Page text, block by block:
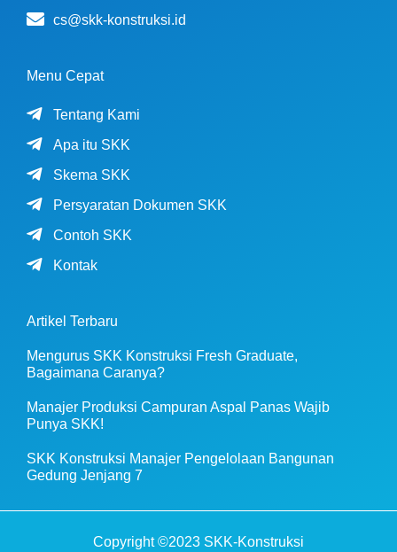
cs@skk-konstruksi.id
Menu Cepat
Tentang Kami
Apa itu SKK
Skema SKK
Persyaratan Dokumen SKK
Contoh SKK
Kontak
Artikel Terbaru
Mengurus SKK Konstruksi Fresh Graduate,
Bagaimana Caranya?
Manajer Produksi Campuran Aspal Panas Wajib
Punya SKK!
SKK Konstruksi Manajer Pengelolaan Bangunan
Gedung Jenjang 7
Copyright ©2023 SKK-Konstruksi